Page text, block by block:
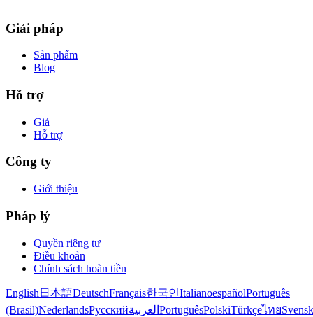
Giải pháp
Sản phẩm
Blog
Hỗ trợ
Giá
Hỗ trợ
Công ty
Giới thiệu
Pháp lý
Quyền riêng tư
Điều khoản
Chính sách hoàn tiền
English 日本語DeutschFrançais한국인ItalianoespañolPortuguês
(Brasil)NederlandsРусскийالعربية PortuguêsPolskiTürkçeไทย